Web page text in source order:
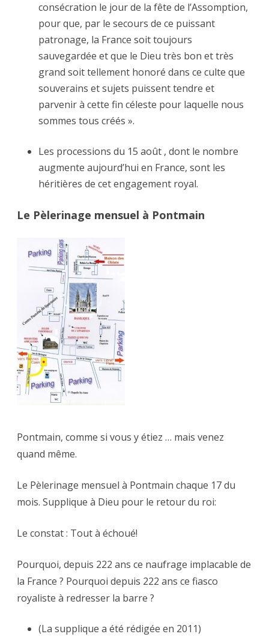
consécration le jour de la fête de l’Assomption,
pour que, par le secours de ce puissant
patronage, la France soit toujours
sauvegardée et que le Dieu très bon et très
grand soit tellement honoré dans ce culte que
souverains et sujets puissent tendre et
parvenir à cette fin céleste pour laquelle nous
sommes tous créés ».
Les processions du 15 août , dont le nombre
augmente aujourd’hui en France, sont les
héritières de cet engagement royal.
Le Pèlerinage mensuel à Pontmain
Pontmain, comme si vous y étiez … mais venez
quand même.
Le Pèlerinage mensuel à Pontmain chaque 17 du
mois. Supplique à Dieu pour le retour du roi:
Le constat : Tout à échoué!
Pourquoi, depuis 222 ans ce naufrage implacable de
la France ? Pourquoi depuis 222 ans ce fiasco
royaliste à redresser la barre ?
(La supplique a été rédigée en 2011)